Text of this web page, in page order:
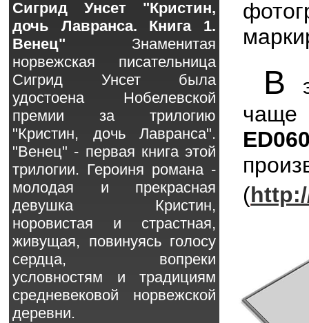
В
чаще
(
Сигрид Унсет "Кристин,
дочь Лавранса. Книга 1.
Венец" Знаменитая
норвежская писательница
Сигрид Унсет была
удостоена Нобелевской
премии за трилогию
"Кристин, дочь Лавранса".
"Венец" - первая книга этой
трилогии. Героиня романа -
молодая и прекрасная
девушка Кристин,
норовистая и страстная,
живущая, повинуясь голосу
сердца, вопреки
условностям и традициям
средневековой норвежской
деревни.